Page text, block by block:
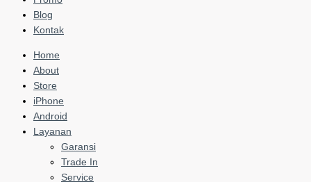
Blog
Kontak
Home
About
Store
iPhone
Android
Layanan
Garansi
Trade In
Service